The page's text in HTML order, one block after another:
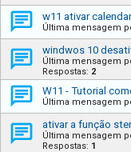
w11 ativar
Última mensagem
windwos 10
Última mensagem
Respostas: 2
W11 - Tutorial
Última mensagem
ativar a função
Última mensagem
Respostas: 1